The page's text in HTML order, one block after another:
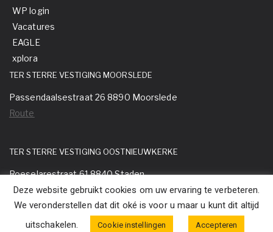
WP login
Vacatures
EAGLE
xplora
TER STERRE VESTIGING MOORSLEDE
Passendaalsestraat 26 8890 Moorslede
Route
TER STERRE VESTIGING OOSTNIEUWKERKE
Roeselarestraat 61 8840 Staden
Route
Deze website gebruikt cookies om uw ervaring te verbeteren.
We veronderstellen dat dit oké is voor u maar u kunt dit altijd
uitschakelen.
Cookie instellingen Accepteren